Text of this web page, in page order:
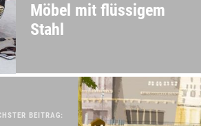
Möbel mit flüssigem
Stahl
BEITRAG: